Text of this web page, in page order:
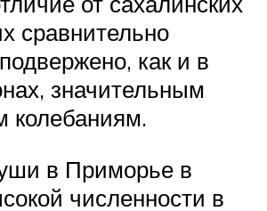
сравнительно
как и в
значительным
колебаниям.
в Приморье в
численности в